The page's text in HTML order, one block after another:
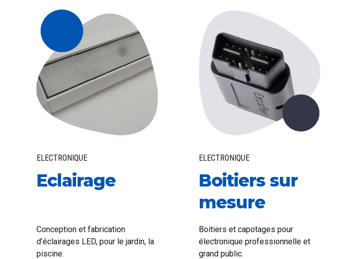
ELECTRONIQUE
Eclairage
Conception et fabrication
d’éclairages LED, pour le jardin, la
piscine.
ELECTRONIQUE
Boitiers sur
mesure
Boitiers et capotages pour
électronique professionnelle et
grand public.